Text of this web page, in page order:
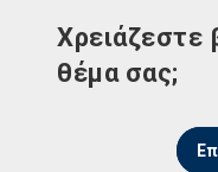
Χρειάζεστε
θέμα σας;